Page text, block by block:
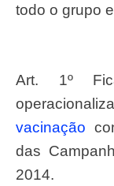
todo o grupo
Art. 1º Ficam definidos valores para
vacinação
das
2014.